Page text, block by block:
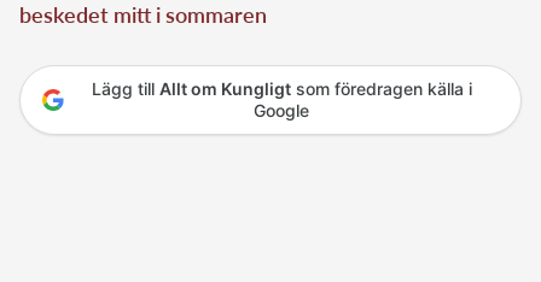
beskedet mitt i sommaren
Lägg till Allt om Kungligtsom föredragen källa i
Google